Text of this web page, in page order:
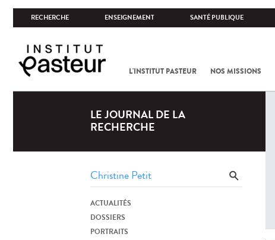
RECHERCHE ENSEIGNEMENT SANTÉ PUBLIQUE
L'INSTITUT PASTEUR NOS MISSIONS
LE JOURNAL DE LA
RECHERCHE
ACTUALITÉS
DOSSIERS
PORTRAITS